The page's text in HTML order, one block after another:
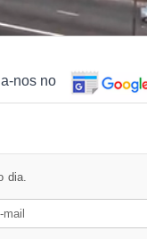
nos no
dia.